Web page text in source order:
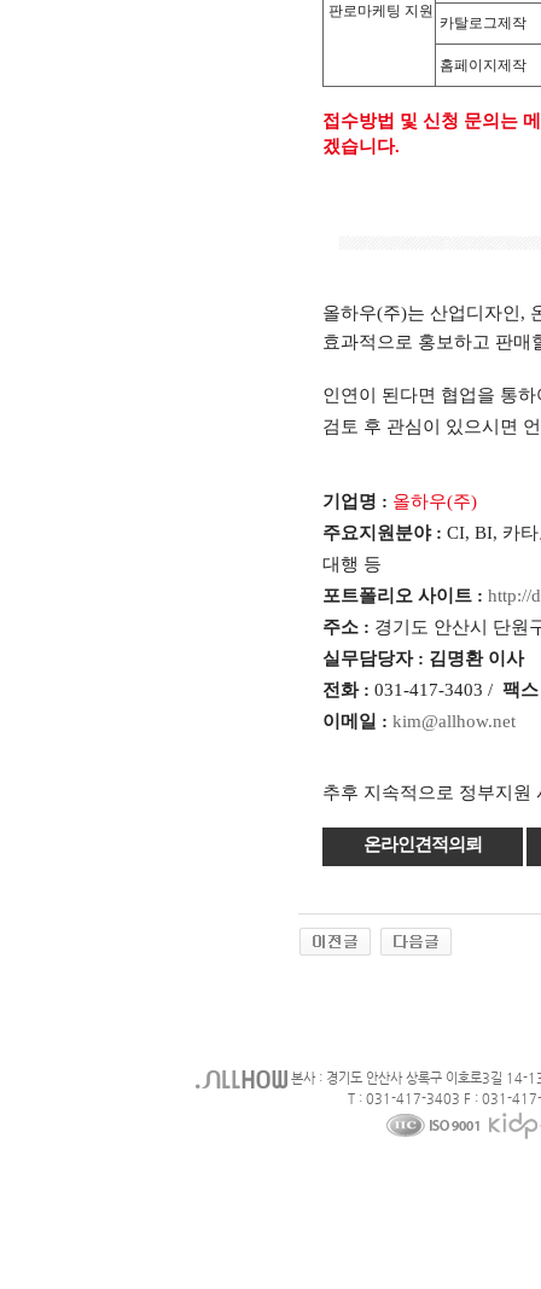
판로마케팅 지원
카탈로그제작
홈페이지제작
접수방법 및 신청 문의는
겠습니다.
올하우(주)는 산업디자인,
효과적으로 홍보하고 판매
인연이 된다면 협업을 통
검토 후 관심이 있으시면
기업명 : 올하우(주)
주요지원분야 : CI, BI, 카
대행 등
포트폴리오 사이트 : http://
주소 : 경기도 안산시 단원
실무담당자 : 김명환 이사
전화 : 031-417-3403 / 팩
이메일 : kim@allhow.net
추후 지속적으로 정부지원
온라인견적의뢰
본사 : 경기도 안산사 상록구 이호로3길 14-
T : 031-417-3403 F : 031-